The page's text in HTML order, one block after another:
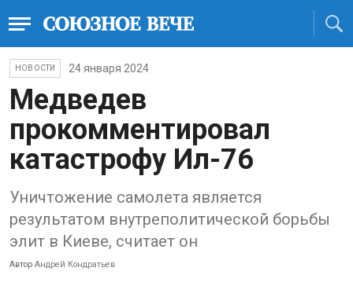
НОВОСТИ 24 января 2024
Медведев
прокомментировал
катастрофу Ил-76
Уничтожение самолета является
результатом внутреполитической борьбы
элит в Киеве, считает он
Автор Андрей Кондратьев